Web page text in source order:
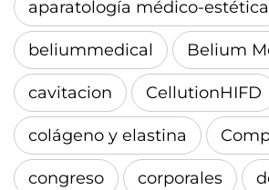
aparatología médico-estética
beliummedical Belium
cavitacion CellutionHIFD
colágeno y elastina
congreso corporales